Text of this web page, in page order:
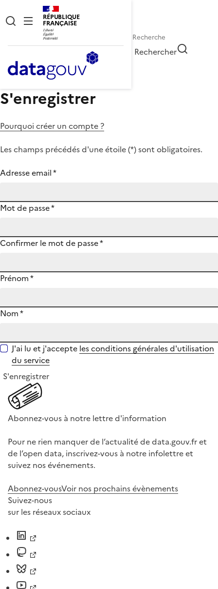
RÉPUBLIQUE
FRANÇAISE
Rechercher
S'enregistrer
Pourquoi créer un compte ?
Les champs précédés d'une étoile (*) sont obligatoires.
Adresse email*
Mot de passe*
Confirmer le mot de passe*
Prénom*
Nom*
J'ai lu et j'accepte les conditions générales d'utilisation
du service
S'enregistrer
Abonnez-vous à notre lettre d'information
Pour ne rien manquer de l’actualité de data.gouv.fr et
de l’open data, inscrivez-vous à notre infolettre et
suivez nos événements.
Abonnez-vousVoir nos prochains évènements
Suivez-nous
sur les réseaux sociaux